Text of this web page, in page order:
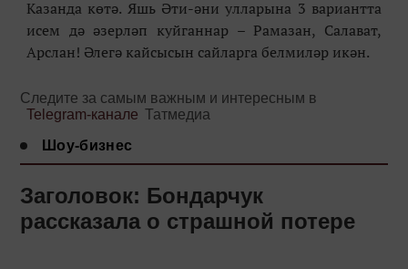
Казанда көтә. Яшь Әти-әни улларына 3 вариантта
исем дә әзерләп куйганнар – Рамазан, Салават,
Арслан! Әлегә кайсысын сайларга белмиләр икән.
Следите за самым важным и интересным в
Telegram-канале Татмедиа
Шоу-бизнес
Заголовок: Бондарчук
рассказала о страшной потере